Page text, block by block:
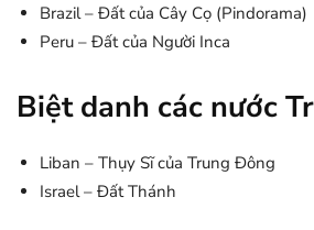
Brazil – Đất của Cây Cọ (Pindorama)
Peru – Đất của Người Inca
Biệt danh các nước
Liban – Thụy Sĩ của Trung Đông
Israel – Đất Thánh